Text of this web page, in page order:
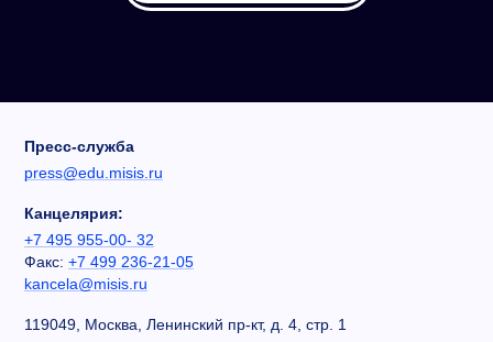
Пресс-служба
press@edu.misis.ru
Канцелярия:
+7 495 955-00- 32
Факс: +7 499 236-21-05
kancela@misis.ru
119049, Москва, Ленинский пр-кт, д. 4, стр. 1